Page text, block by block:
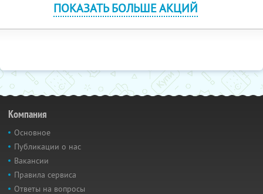
ПОКАЗАТЬ БОЛЬШЕ АКЦИЙ
Компания
Основное
Публикации о нас
Вакансии
Правила сервиса
Ответы на вопросы